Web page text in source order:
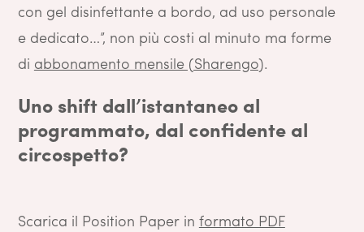
con gel disinfettante a bordo, ad uso personale
e dedicato…”, non più costi al minuto ma forme
di abbonamento mensile (Sharengo).
Uno shift dall’istantaneo al
programmato, dal confidente al
circospetto?
Scarica il Position Paper in formato PDF